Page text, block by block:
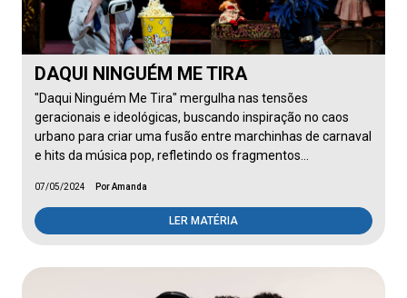
DAQUI NINGUÉM ME TIRA
"Daqui Ninguém Me Tira" mergulha nas tensões
geracionais e ideológicas, buscando inspiração no caos
urbano para criar uma fusão entre marchinhas de carnaval
e hits da música pop, refletindo os fragmentos…
07/05/2024 Por Amanda
LER MATÉRIA